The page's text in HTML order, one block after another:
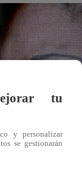
tu
y personalizar
se gestionarán